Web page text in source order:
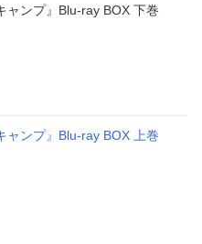
ャンプ』Blu-ray BOX 下巻
ャンプ』Blu-ray BOX 上巻